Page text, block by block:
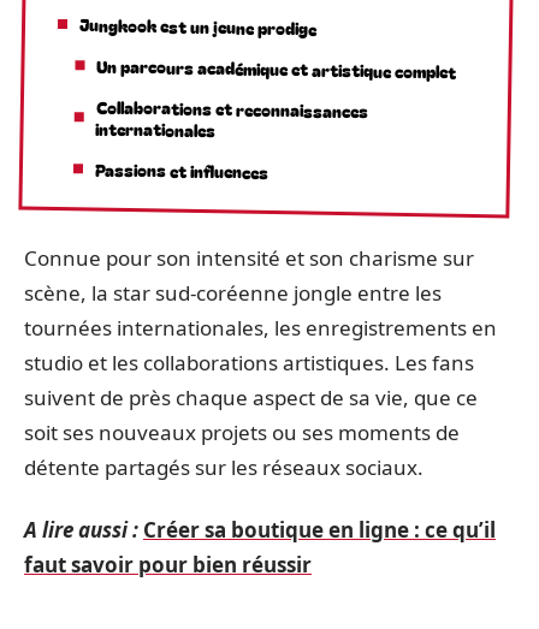
Jungkook est un jeune prodige
Un parcours académique et artistique complet
Collaborations et reconnaissances
internationales
Passions et influences
Connue pour son intensité et son charisme sur
scène, la star sud-coréenne jongle entre les
tournées internationales, les enregistrements en
studio et les collaborations artistiques. Les fans
suivent de près chaque aspect de sa vie, que ce
soit ses nouveaux projets ou ses moments de
détente partagés sur les réseaux sociaux.
A lire aussi : Créer sa boutique en ligne : ce qu’il
faut savoir pour bien réussir